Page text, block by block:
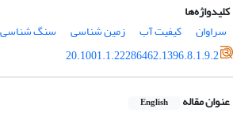
کلیدواژه‌ها
سراوان
کیفیت آب زمین شناسی سنگ شناسی
20.1001.1.22286462.1396.8.1.9.2
عنوان مقاله English